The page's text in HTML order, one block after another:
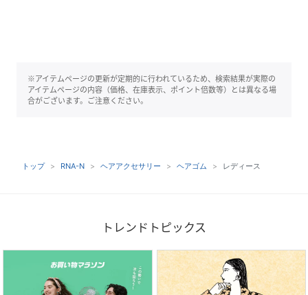
※アイテムページの更新が定期的に行われているため、検索結果が実際の
アイテムページの内容（価格、在庫表示、ポイント倍数等）とは異なる場
合がございます。ご注意ください。
トップ RNA-N ヘアアクセサリー ヘアゴム レディース
トレンドトピックス